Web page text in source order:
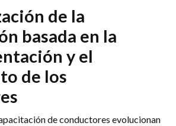
de la
basada en la
y el
de los
de conductores evolucionan